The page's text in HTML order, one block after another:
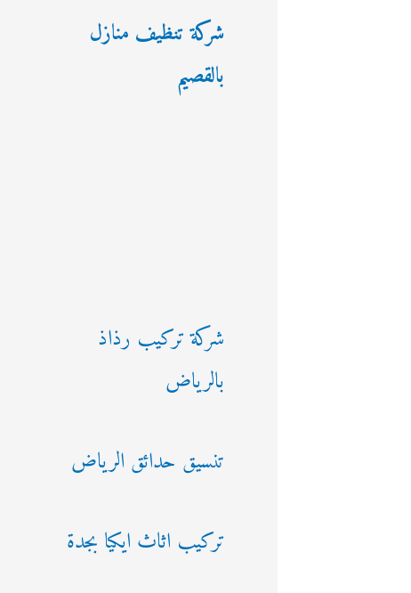
شركة تنظيف منازل
بالقصيم
شركة تركيب رذاذ
بالرياض
تنسيق حدائق الرياض
تركيب اثاث ايكيا بجدة